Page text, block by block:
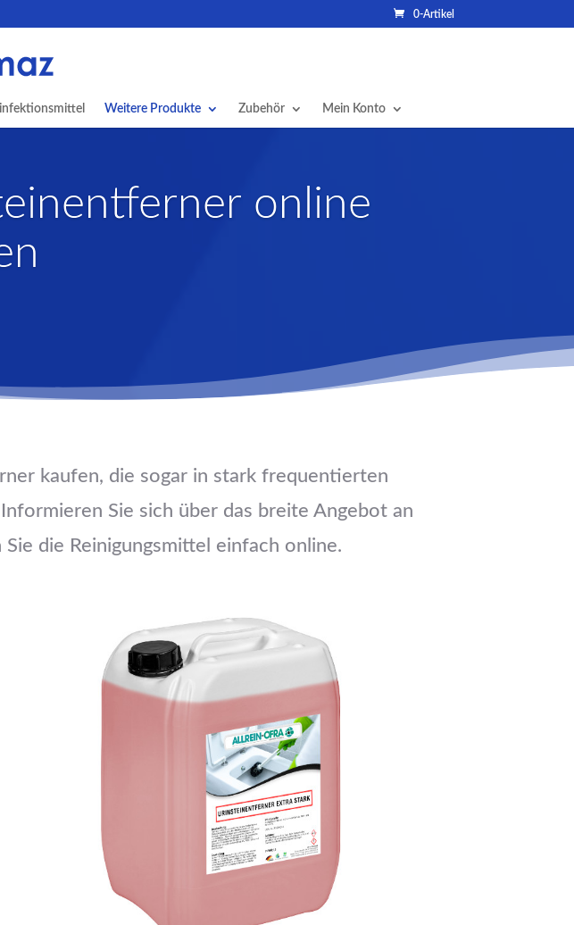
0-Artikel
Weitere Produkte Zubehör Mein Konto
online
kaufen, die sogar in stark frequentierten
Sie sich über das breite Angebot an
die Reinigungsmittel einfach online.